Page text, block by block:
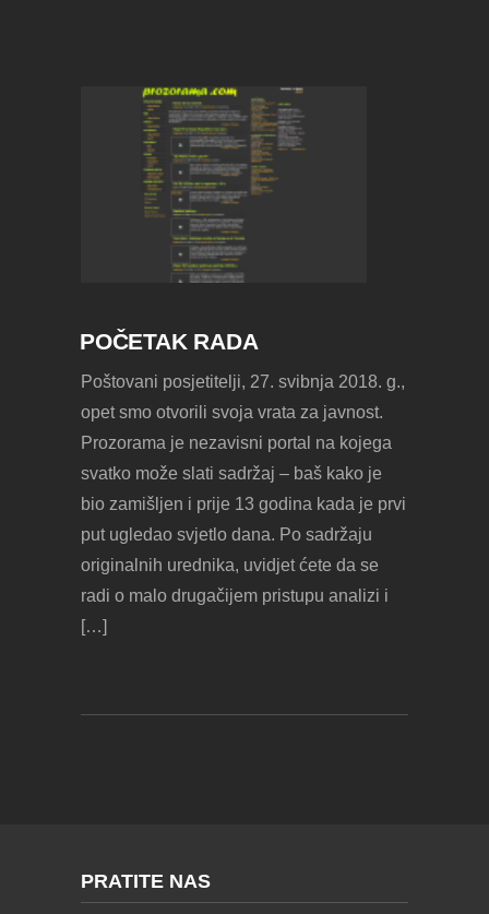
POČETAK RADA
Poštovani posjetitelji, 27. svibnja 2018. g.,
opet smo otvorili svoja vrata za javnost.
Prozorama je nezavisni portal na kojega
svatko može slati sadržaj – baš kako je
bio zamišljen i prije 13 godina kada je prvi
put ugledao svjetlo dana. Po sadržaju
originalnih urednika, uvidjet ćete da se
radi o malo drugačijem pristupu analizi i
[…]
PRATITE NAS